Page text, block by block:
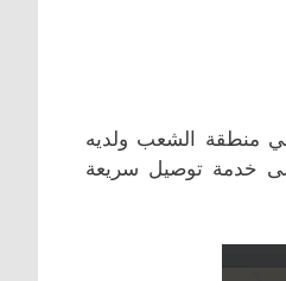
منطقة الشعب ولديه
خدمة توصيل سريعة